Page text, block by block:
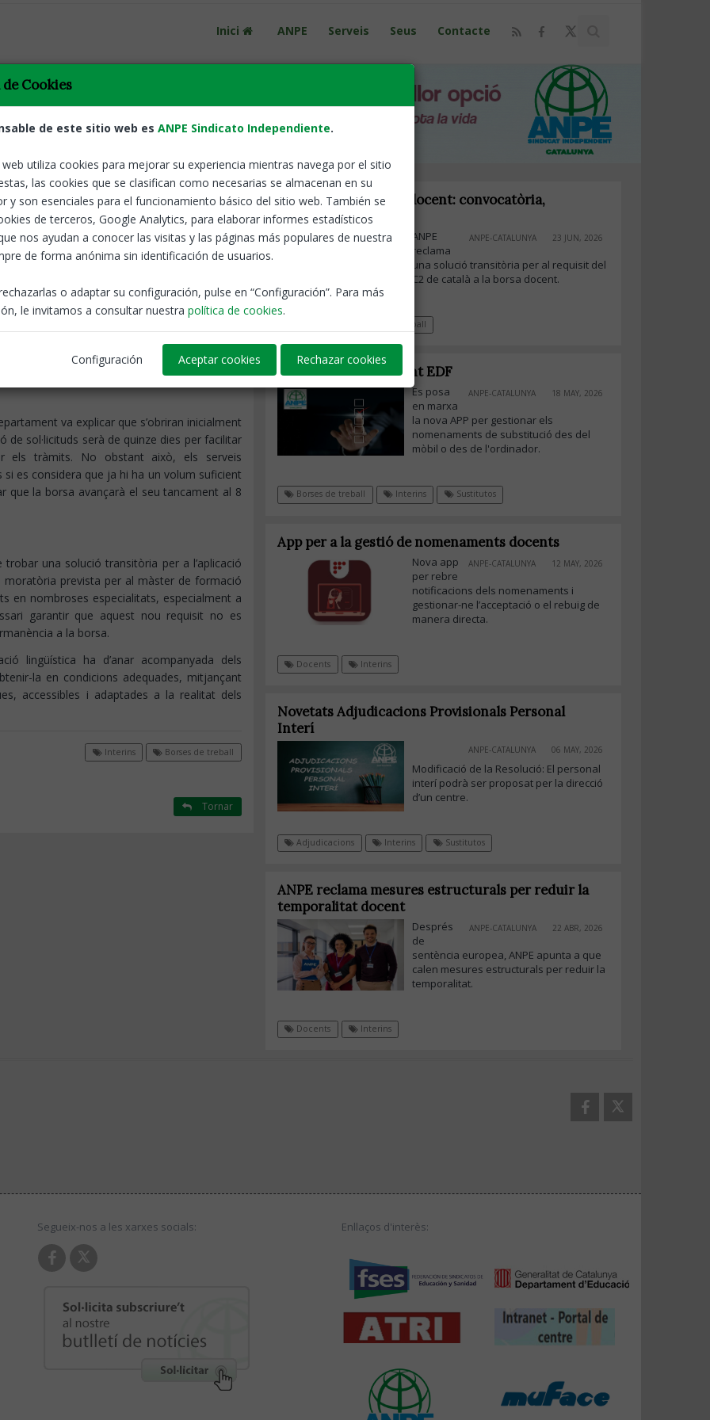
Inici ANPE Serveis Seus Contacte
Tornar
convocatòria,
ANPE-Catalunya
va informar sobre diverses novetats
Entre altres qüestions, es va avançar que
durant la primera quinzena de
va explicar que s’obriran inicialment
sol·licituds serà de quinze dies per facilitar
els tràmits. No obstant això, els serveis
es considera que ja hi ha un volum suficient
que la borsa avançarà el seu tancament al 8
una solució transitòria per a l’aplicació
prevista per al màster de formació
en nombroses especialitats, especialment a
garantir que aquest nou requisit no es
a la borsa.
lingüística ha d’anar acompanyada dels
la en condicions adequades, mitjançant
accessibles i adaptades a la realitat dels
Interins Borses de treball
Tornar
Novetats en la borsa docent: convocatòria,
terminis i requisits
ANPE-CATALUNYA 23 JUN, 2026
ANPE
reclama
una solució transitòria per al requisit del
C2 de català a la borsa docent.
Borses de treball
Nova app Borsa Docent EDF
ANPE-CATALUNYA 18 MAY, 2026
Es posa
en marxa
la nova APP per gestionar els
nomenaments de substitució des del
mòbil o des de l'ordinador.
Borses de treball Interins Sustitutos
App per a la gestió de nomenaments docents
ANPE-CATALUNYA 12 MAY, 2026
Nova app
per rebre
notificacions dels nomenaments i
gestionar-ne l’acceptació o el rebuig de
manera directa.
Docents Interins
Novetats Adjudicacions Provisionals Personal
Interí
ANPE-CATALUNYA 06 MAY, 2026
Modificació de la Resolució: El personal
interí podrà ser proposat per la direcció
d’un centre.
Adjudicacions Interins Sustitutos
ANPE reclama mesures estructurals per reduir la
temporalitat docent
ANPE-CATALUNYA 22 ABR, 2026
Després
de
sentència europea, ANPE apunta a que
calen mesures estructurals per reduir la
temporalitat.
Docents Interins
Segueix-nos a les xarxes socials: Enllaços d'interès:
Cookies
de este sitio web es ANPE Sindicato Independiente.
utiliza cookies para mejorar su experiencia mientras navega por el sitio
las cookies que se clasifican como necesarias se almacenan en su
y son esenciales para el funcionamiento básico del sitio web. También se
de terceros, Google Analytics, para elaborar informes estadísticos
nos ayudan a conocer las visitas y las páginas más populares de nuestra
de forma anónima sin identificación de usuarios.
o adaptar su configuración, pulse en “Configuración”. Para más
le invitamos a consultar nuestra política de cookies.
Configuración Aceptar cookies Rechazar cookies